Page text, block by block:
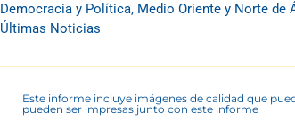
Democracia y Política, Medio Oriente y Norte de
Últimas Noticias
Este informe incluye imágenes de calidad que
pueden ser impresas junto con este informe